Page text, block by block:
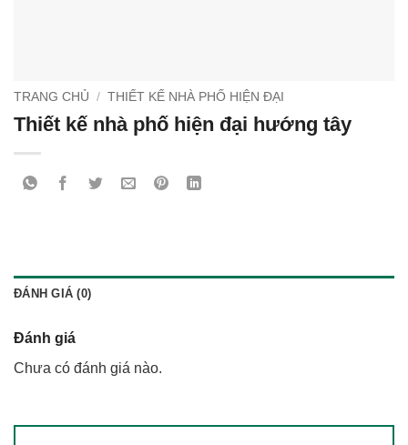
TRANG CHỦ / THIẾT KẾ NHÀ PHỐ HIỆN ĐẠI
Thiết kế nhà phố hiện đại hướng tây
ĐÁNH GIÁ (0)
Đánh giá
Chưa có đánh giá nào.